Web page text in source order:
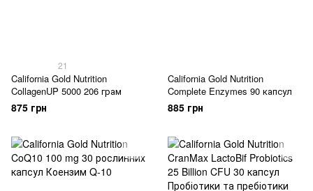
21
California Gold Nutrition
CollagenUP 5000 206 грам
875 грн
California Gold Nutrition
Complete Enzymes 90 капсул
885 грн